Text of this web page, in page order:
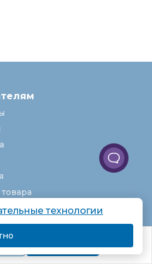
Я согласен
технологии